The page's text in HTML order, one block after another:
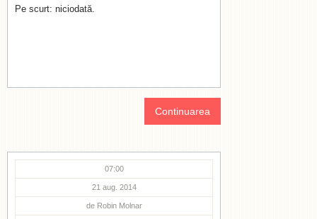
Pe scurt: niciodată.
Continuarea
07:00
21 aug. 2014
de Robin Molnar